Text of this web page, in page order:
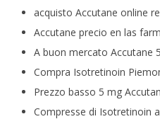
acquisto Accutane online
Accutane precio en las
A buon mercato Accutane
Compra Isotretinoin
Prezzo basso 5 mg
Compresse di Isotretinoin